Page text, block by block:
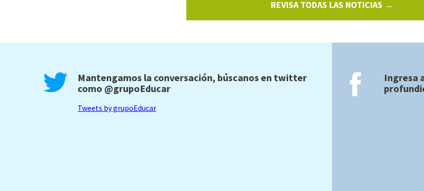
REVISA TODAS LAS NOTICIAS →
Mantengamos la conversación, búscanos en twitter
como @grupoEducar
Tweets by grupoEducar
Ingresa